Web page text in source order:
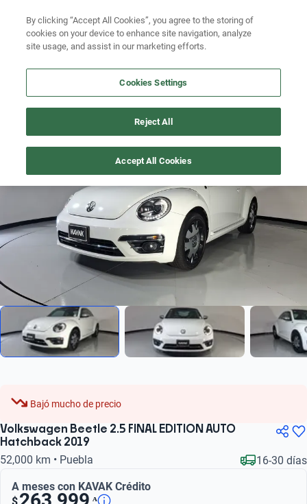
Ubicación
Busca por versión
Busca por año
Busca por año
/
Bajó mucho de precio
Volkswagen Beetle 2.5 FINAL EDITION AUTO
Hatchback 2019
52,000 km • Puebla 16-30 días
A meses con KAVAK Crédito
ᴬ
By clicking “Accept All Cookies”, you agree to the storing of
cookies on your device to enhance site navigation, analyze
site usage, and assist in our marketing efforts.
Cookies Settings
Reject All
Accept All Cookies